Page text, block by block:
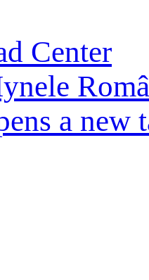
Center
a new